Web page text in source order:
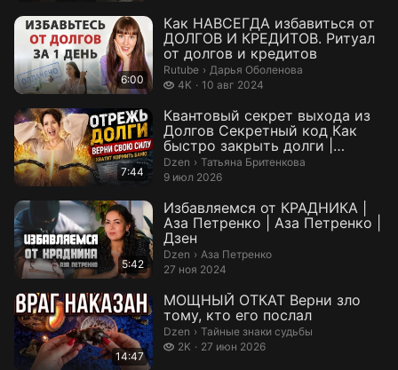
6:00
Как НАВСЕГДА избавиться от
ДОЛГОВ И КРЕДИТОВ. Ритуал
от долгов и кредитов
Rutube › Дарья Оболенова.
Дарья Оболенова
4K
4 тысячи просмотров
10 авг 2024
7:44
Квантовый секрет выхода из
Долгов Секретный код Как
быстро закрыть долги |
Татьяна Бр...
Dzen › Татьяна Бритенкова.
Татьяна Бритенкова
9 июл 2026
5:42
Избавляемся от КРАДНИКА |
Аза Петренко | Аза Петренко |
Дзен
Dzen › Аза Петренко.
Аза Петренко
27 ноя 2024
14:47
МОЩНЫЙ ОТКАТ Верни зло
тому, кто его послал
Dzen › Тайные знаки судьбы.
Тайные знаки судьбы
2K
2 тысячи просмотров
27 июн 2026